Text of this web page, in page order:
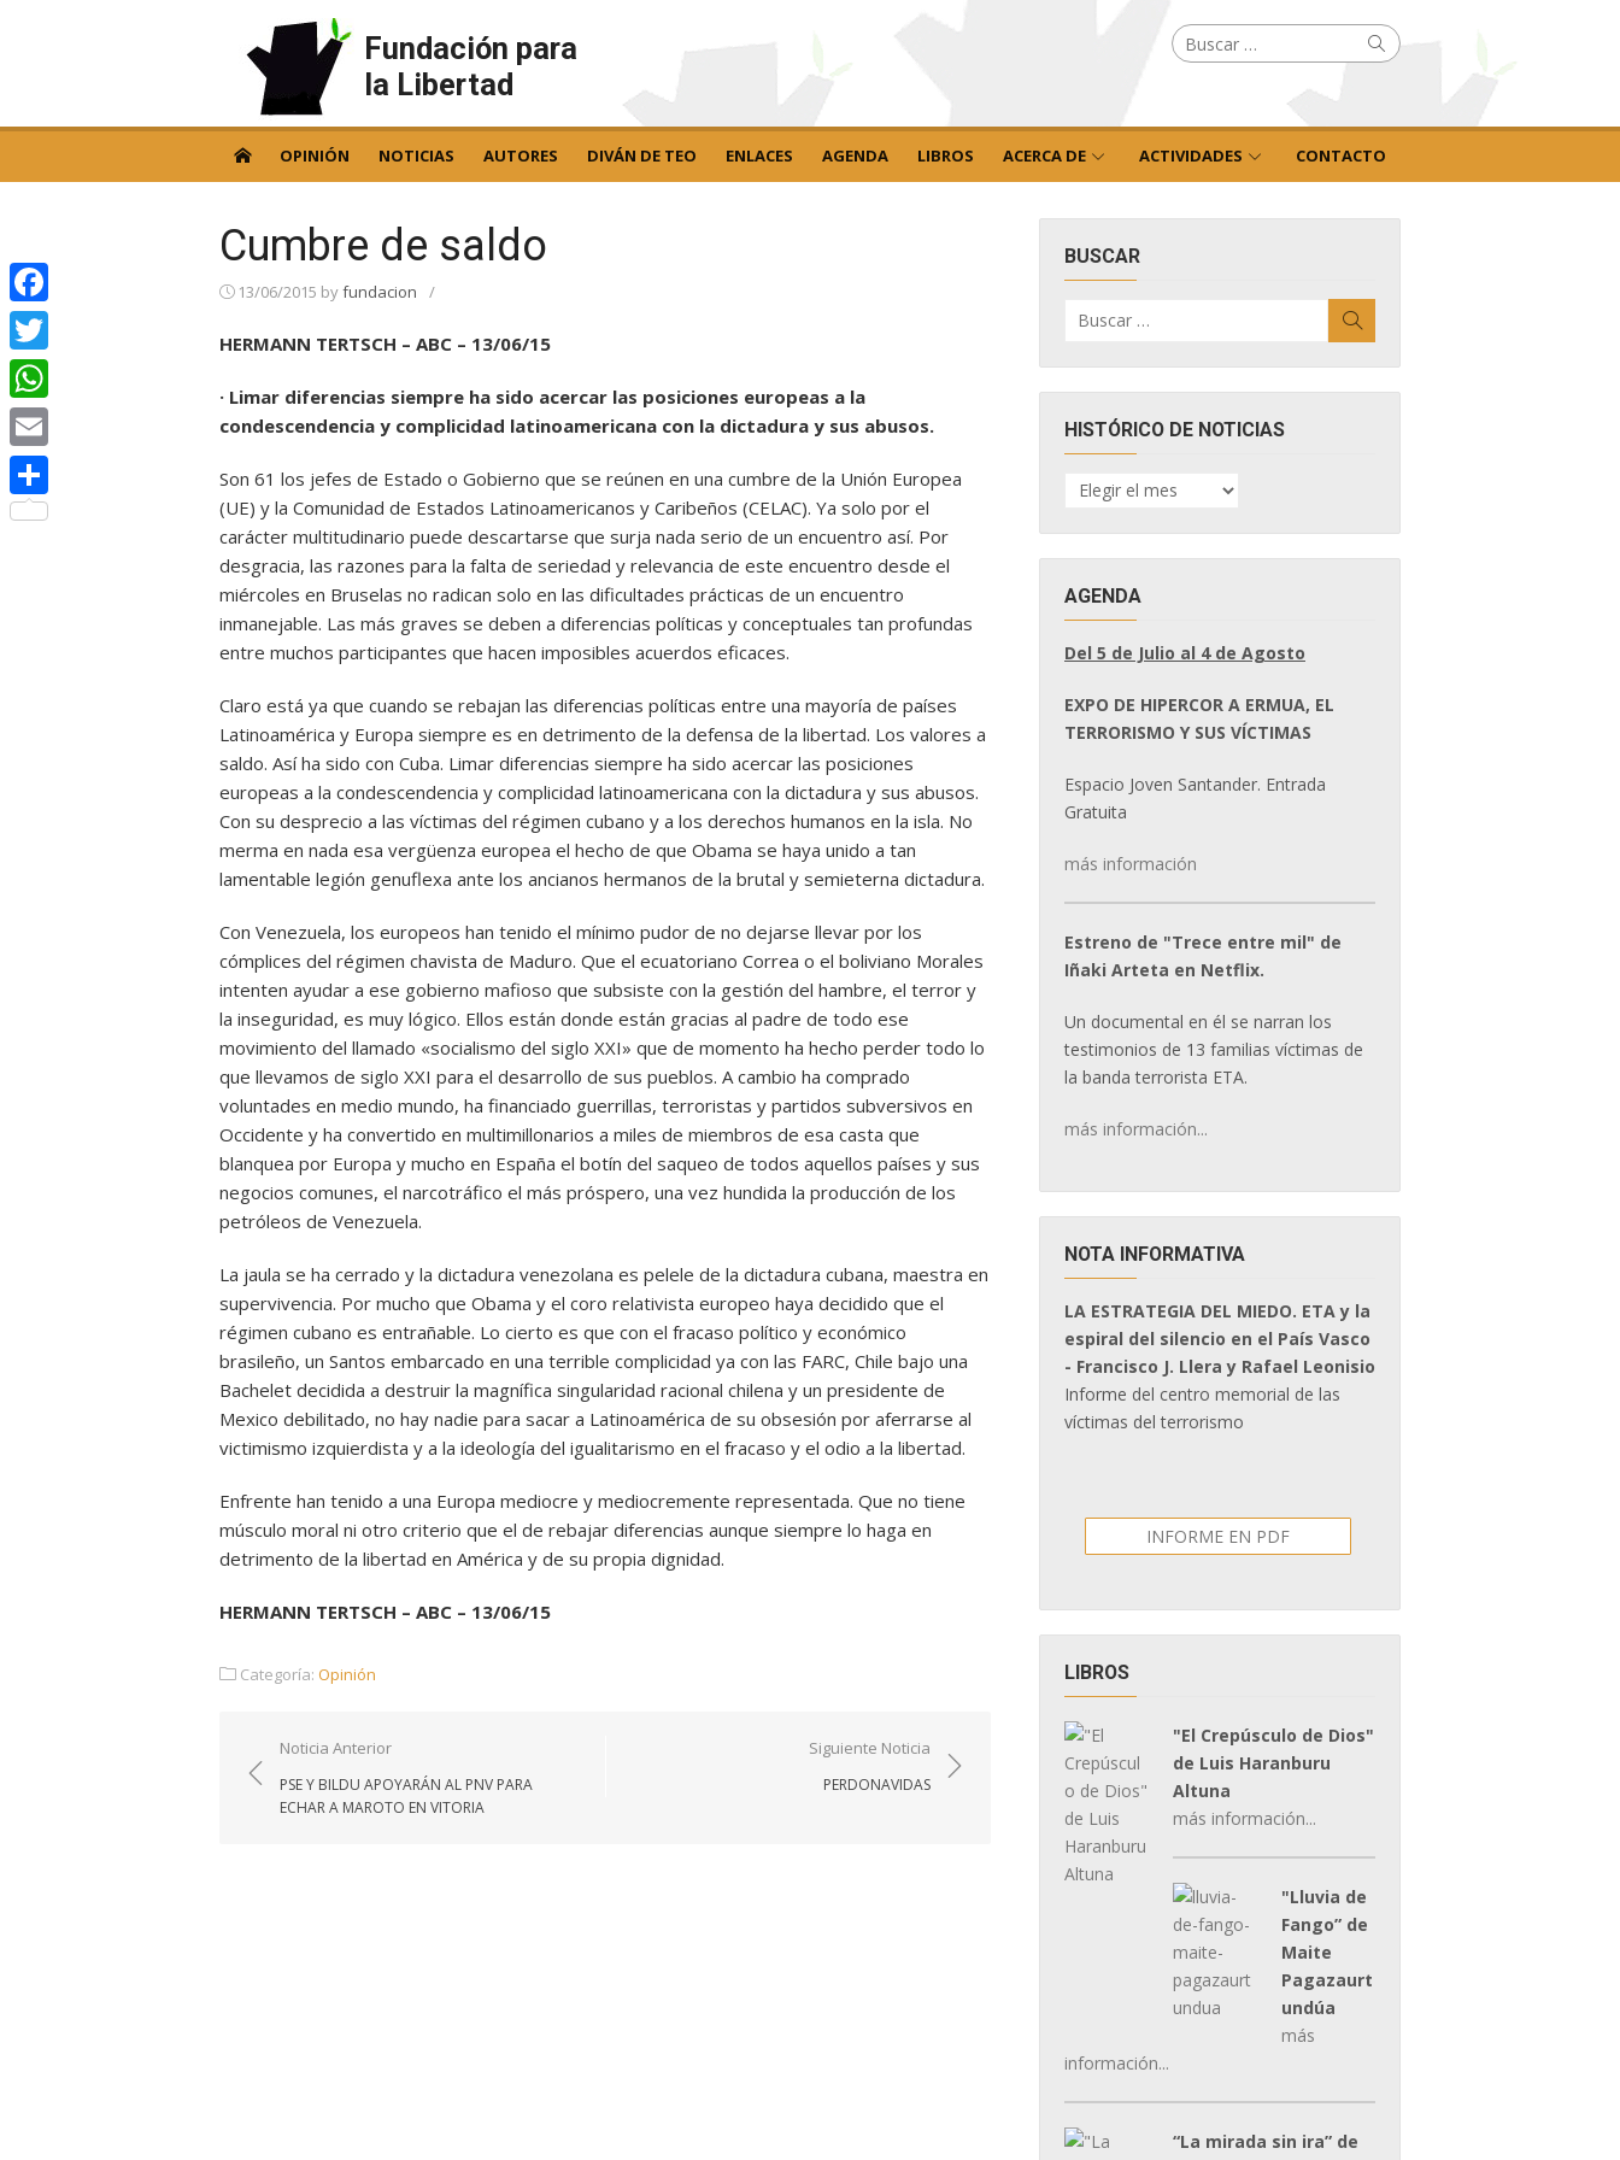
Fundación para
la Libertad
Buscar
por: Buscar
OPINIÓN NOTICIAS AUTORES DIVÁN DE TEO ENLACES AGENDA LIBROS ACERCA DE ACTIVIDADES CONTACTO
Cumbre de saldo
13/06/2015 byfundacion /
HERMANN TERTSCH – ABC – 13/06/15
· Limar diferencias siempre ha sido acercar las posiciones europeas a la
condescendencia y complicidad latinoamericana con la dictadura y sus abusos.
Son 61 los jefes de Estado o Gobierno que se reúnen en una cumbre de la Unión Europea
(UE) y la Comunidad de Estados Latinoamericanos y Caribeños (CELAC). Ya solo por el
carácter multitudinario puede descartarse que surja nada serio de un encuentro así. Por
desgracia, las razones para la falta de seriedad y relevancia de este encuentro desde el
miércoles en Bruselas no radican solo en las dificultades prácticas de un encuentro
inmanejable. Las más graves se deben a diferencias políticas y conceptuales tan profundas
entre muchos participantes que hacen imposibles acuerdos eficaces.
Claro está ya que cuando se rebajan las diferencias políticas entre una mayoría de países
Latinoamérica y Europa siempre es en detrimento de la defensa de la libertad. Los valores a
saldo. Así ha sido con Cuba. Limar diferencias siempre ha sido acercar las posiciones
europeas a la condescendencia y complicidad latinoamericana con la dictadura y sus abusos.
Con su desprecio a las víctimas del régimen cubano y a los derechos humanos en la isla. No
merma en nada esa vergüenza europea el hecho de que Obama se haya unido a tan
lamentable legión genuflexa ante los ancianos hermanos de la brutal y semieterna dictadura.
Con Venezuela, los europeos han tenido el mínimo pudor de no dejarse llevar por los
cómplices del régimen chavista de Maduro. Que el ecuatoriano Correa o el boliviano Morales
intenten ayudar a ese gobierno mafioso que subsiste con la gestión del hambre, el terror y
la inseguridad, es muy lógico. Ellos están donde están gracias al padre de todo ese
movimiento del llamado «socialismo del siglo XXI» que de momento ha hecho perder todo lo
que llevamos de siglo XXI para el desarrollo de sus pueblos. A cambio ha comprado
voluntades en medio mundo, ha financiado guerrillas, terroristas y partidos subversivos en
Occidente y ha convertido en multimillonarios a miles de miembros de esa casta que
blanquea por Europa y mucho en España el botín del saqueo de todos aquellos países y sus
negocios comunes, el narcotráfico el más próspero, una vez hundida la producción de los
petróleos de Venezuela.
La jaula se ha cerrado y la dictadura venezolana es pelele de la dictadura cubana, maestra en
supervivencia. Por mucho que Obama y el coro relativista europeo haya decidido que el
régimen cubano es entrañable. Lo cierto es que con el fracaso político y económico
brasileño, un Santos embarcado en una terrible complicidad ya con las FARC, Chile bajo una
Bachelet decidida a destruir la magnífica singularidad racional chilena y un presidente de
Mexico debilitado, no hay nadie para sacar a Latinoamérica de su obsesión por aferrarse al
victimismo izquierdista y a la ideología del igualitarismo en el fracaso y el odio a la libertad.
Enfrente han tenido a una Europa mediocre y mediocremente representada. Que no tiene
músculo moral ni otro criterio que el de rebajar diferencias aunque siempre lo haga en
detrimento de la libertad en América y de su propia dignidad.
HERMANN TERTSCH – ABC – 13/06/15
Categoría: Opinión
Navegación
de
entradas
Noticia Anterior
PSE Y BILDU APOYARÁN AL PNV PARA
ECHAR A MAROTO EN VITORIA
Siguiente Noticia
PERDONAVIDAS
BUSCAR
por:
HISTÓRICO DE NOTICIAS
HISTÓRICO
DE
AGENDA
Del 5 de Julio al 4 de Agosto
EXPO DE HIPERCOR A ERMUA, EL
TERRORISMO Y SUS VÍCTIMAS
Espacio Joven Santander. Entrada
Gratuita
más información
Estreno de "Trece entre mil" de
Iñaki Arteta en Netflix.
Un documental en él se narran los
testimonios de 13 familias víctimas de
la banda terrorista ETA.
más información...
NOTA INFORMATIVA
LA ESTRATEGIA DEL MIEDO. ETA y la
espiral del silencio en el País Vasco
- Francisco J. Llera y Rafael Leonisio
Informe del centro memorial de las
víctimas del terrorismo
INFORME EN PDF
LIBROS
"El Crepúsculo de Dios"
de Luis Haranburu
Altuna
más información...
"Lluvia de
Fango” de
Maite
Pagazaurt
undúa
más
información...
“La mirada sin ira” de
Facebook
Twitter
WhatsApp
Email
Compartir